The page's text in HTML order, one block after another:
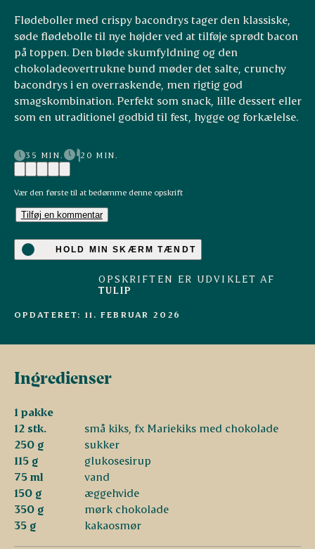
Flødeboller med crispy bacondrys tager den klassiske,
søde flødebolle til nye højder ved at tilføje sprødt bacon
på toppen. Den bløde skumfyldning og den
chokoladeovertrukne bund møder det salte, crunchy
bacondrys i en overraskende, men rigtig god
smagskombination. Perfekt som snack, lille dessert eller
som en utraditionel godbid til fest, hygge og forkælelse.
35 MIN. 20 MIN.
Vær den første til at bedømme denne opskrift
Tilføj en kommentar
HOLD MIN SKÆRM TÆNDT
OPSKRIFTEN ER UDVIKLET AF
TULIP
OPDATERET: 11. FEBRUAR 2026
Ingredienser
1 pakke
12 stk.
små kiks, fx Mariekiks med chokolade
250 g
sukker
115 g
glukosesirup
75 ml
vand
150 g
æggehvide
350 g
mørk chokolade
35 g
kakaosmør